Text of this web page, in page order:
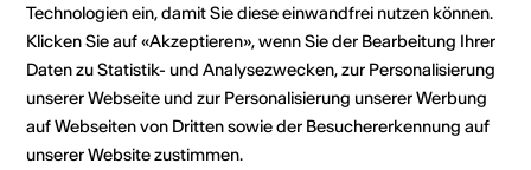
Kulturverantwortliche
politische Vertreter,
Interessierte,
Geisteswissenschaften
Technologien ein, damit Sie diese einwandfrei nutzen können.
Klicken Sie auf «Akzeptieren», wenn Sie der Bearbeitung Ihrer
Daten zu Statistik- und Analysezwecken, zur Personalisierung
unserer Webseite und zur Personalisierung unserer Werbung
auf Webseiten von Dritten sowie der Besuchererkennung auf
unserer Website zustimmen.